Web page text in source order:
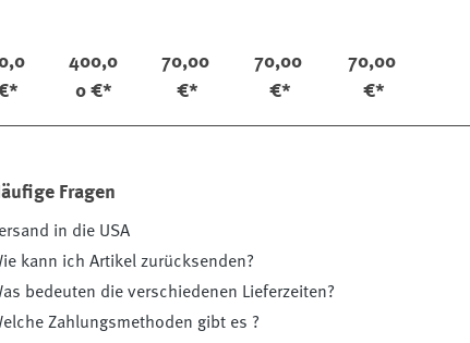
400,0
0 €*
70,00
€*
70,00
€*
70,00
€*
Fragen
in die USA
kann ich Artikel zurücksenden?
bedeuten die verschiedenen Lieferzeiten?
Zahlungsmethoden gibt es ?